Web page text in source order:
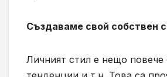
Създаваме свой собствен
Личният стил е нещо